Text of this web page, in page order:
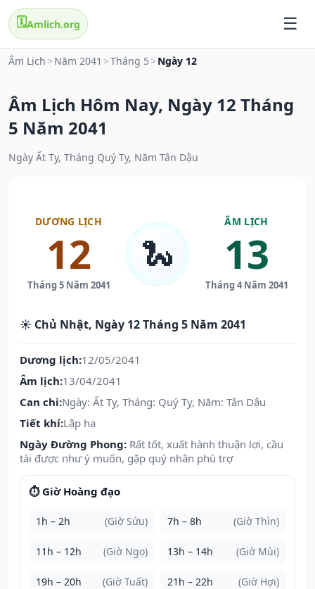
🗓️Amlich.org
Âm Lịch > Năm 2041 >Tháng 5 > Ngày 12
Âm Lịch Hôm Nay, Ngày 12 Tháng
5 Năm 2041
Ngày Ất Tỵ, Tháng Quý Tỵ, Năm Tân Dậu
DƯƠNG LỊCH
12
Tháng 5 Năm 2041
🐍
ÂM LỊCH
13
Tháng 4 Năm 2041
☀️ Chủ Nhật, Ngày 12 Tháng 5 Năm 2041
Dương lịch:12/05/2041
Âm lịch:13/04/2041
Can chi:Ngày: Ất Tỵ, Tháng: Quý Tỵ, Năm: Tân Dậu
Tiết khí:Lập hạ
Ngày Đường Phong: Rất tốt, xuất hành thuận lợi, cầu
tài được như ý muốn, gặp quý nhân phù trợ
⏱️ Giờ Hoàng đạo
1h – 2h (Giờ Sửu) 7h – 8h (Giờ Thìn)
11h – 12h (Giờ Ngọ) 13h – 14h (Giờ Mùi)
19h – 20h (Giờ Tuất) 21h – 22h (Giờ Hợi)